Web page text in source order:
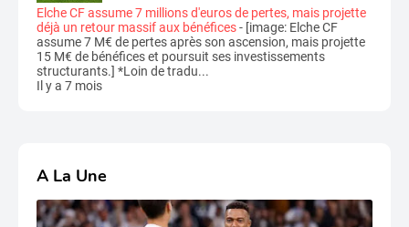
Elche CF assume 7 millions d'euros de pertes, mais projette
déjà un retour massif aux bénéfices- [image: Elche CF
assume 7 M€ de pertes après son ascension, mais projette
15 M€ de bénéfices et poursuit ses investissements
structurants.] *Loin de tradu...
Il y a 7 mois
A La Une